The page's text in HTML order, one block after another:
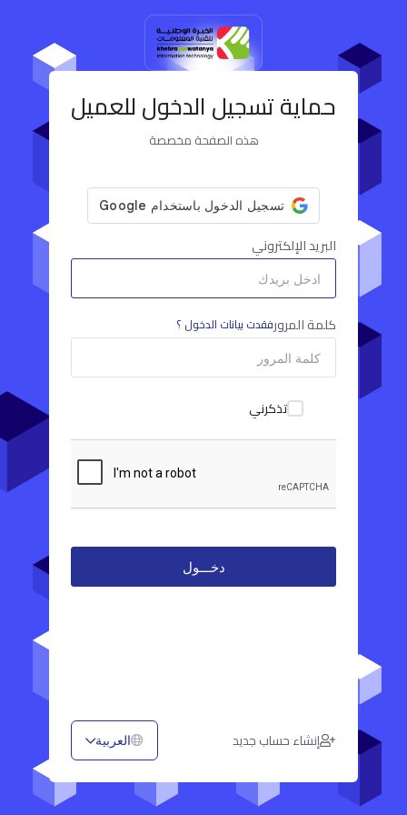
حماية تسجيل الدخول للعميل
هذه الصفحة مخصصة
البريد الإلكتروني
كلمة المرورفقدت بيانات الدخول ؟
تذكرني
إنشاء حساب جديد العربية